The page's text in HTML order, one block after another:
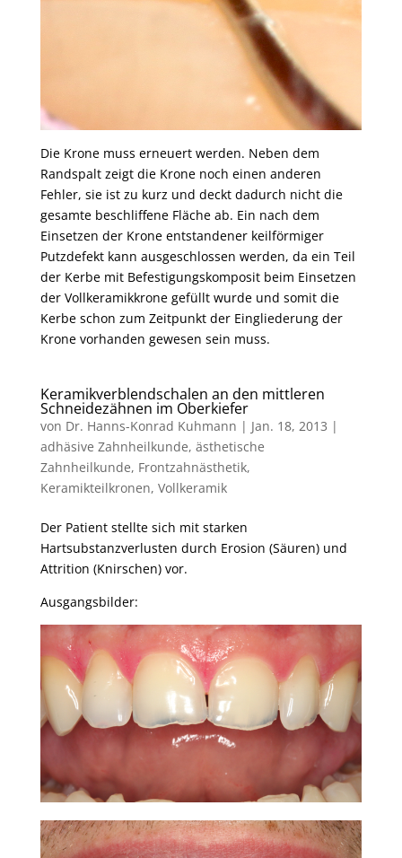
Die Krone muss erneuert werden. Neben dem
Randspalt zeigt die Krone noch einen anderen
Fehler, sie ist zu kurz und deckt dadurch nicht die
gesamte beschliffene Fläche ab. Ein nach dem
Einsetzen der Krone entstandener keilförmiger
Putzdefekt kann ausgeschlossen werden, da ein Teil
der Kerbe mit Befestigungskomposit beim Einsetzen
der Vollkeramikkrone gefüllt wurde und somit die
Kerbe schon zum Zeitpunkt der Eingliederung der
Krone vorhanden gewesen sein muss.
Keramikverblendschalen an den mittleren
Schneidezähnen im Oberkiefer
von Dr. Hanns-Konrad Kuhmann | Jan. 18, 2013 |
adhäsive Zahnheilkunde, ästhetische
Zahnheilkunde, Frontzahnästhetik,
Keramikteilkronen, Vollkeramik
Der Patient stellte sich mit starken
Hartsubstanzverlusten durch Erosion (Säuren) und
Attrition (Knirschen) vor.
Ausgangsbilder: